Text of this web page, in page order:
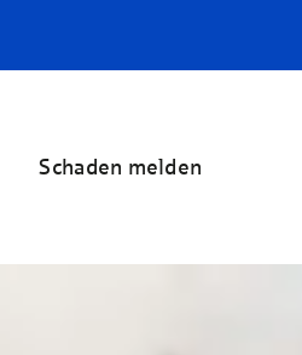
Schaden melden